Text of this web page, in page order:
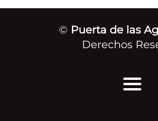
© Puerta de las
Derechos